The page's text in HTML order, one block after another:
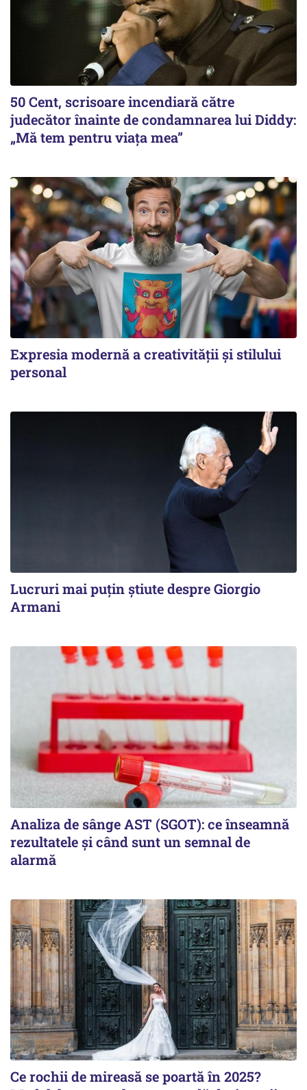
50 Cent, scrisoare incendiară către
judecător înainte de condamnarea lui Diddy:
„Mă tem pentru viața mea”
Expresia modernă a creativității și stilului
personal
Lucruri mai puțin știute despre Giorgio
Armani
Analiza de sânge AST (SGOT): ce înseamnă
rezultatele și când sunt un semnal de
alarmă
Ce rochii de mireasă se poartă în 2025?